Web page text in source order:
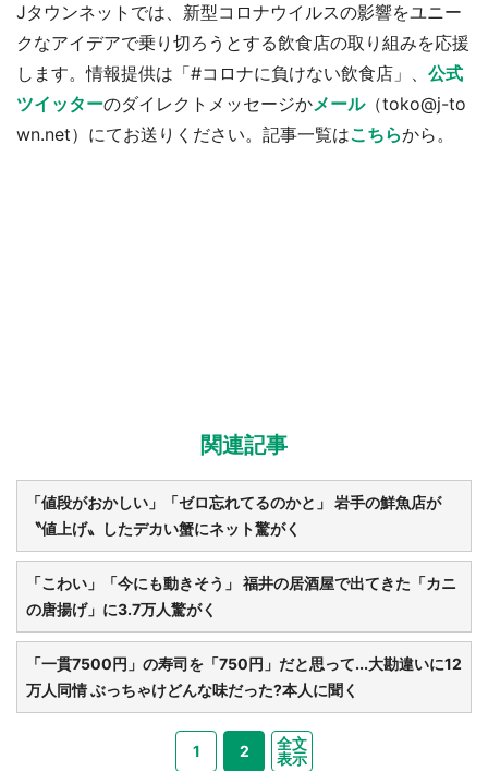
Jタウンネットでは、新型コロナウイルスの影響をユニー
クなアイデアで乗り切ろうとする飲食店の取り組みを応援
します。情報提供は「#コロナに負けない飲食店」、 公式
ツイッターのダイレクトメッセージかメール（toko@j-to
wn.net）にてお送りください。記事一覧はこちらから。
関連記事
「値段がおかしい」「ゼロ忘れてるのかと」 岩手の鮮魚店が
〝値上げ〟したデカい蟹にネット驚がく
「こわい」「今にも動きそう」 福井の居酒屋で出てきた「カニ
の唐揚げ」に3.7万人驚がく
「一貫7500円」の寿司を「750円」だと思って...大勘違いに12
万人同情 ぶっちゃけどんな味だった?本人に聞く
1 2
全文
表示